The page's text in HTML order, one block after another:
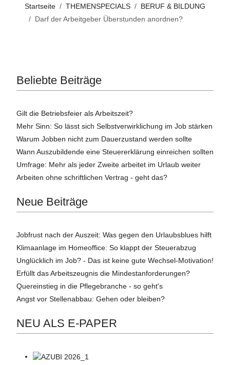
Startseite THEMENSPECIALS
BERUF & BILDUNG
Darf der Arbeitgeber Überstunden anordnen?
Beliebte Beiträge
Gilt die Betriebsfeier als Arbeitszeit?
Mehr Sinn: So lässt sich Selbstverwirklichung im Job stärken
Warum Jobben nicht zum Dauerzustand werden sollte
Wann Auszubildende eine Steuererklärung einreichen sollten
Umfrage: Mehr als jeder Zweite arbeitet im Urlaub weiter
Arbeiten ohne schriftlichen Vertrag - geht das?
Neue Beiträge
Jobfrust nach der Auszeit: Was gegen den Urlaubsblues hilft
Klimaanlage im Homeoffice: So klappt der Steuerabzug
Unglücklich im Job? - Das ist keine gute Wechsel-Motivation!
Erfüllt das Arbeitszeugnis die Mindestanforderungen?
Quereinstieg in die Pflegebranche - so geht's
Angst vor Stellenabbau: Gehen oder bleiben?
NEU ALS E-PAPER